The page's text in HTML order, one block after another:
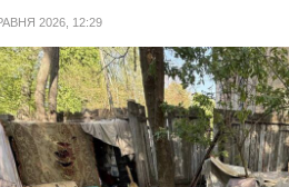
2026, 12:29